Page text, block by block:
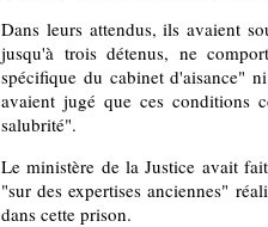
Dans leurs attendus, ils avaient
jusqu'à trois détenus, ne
spécifique du cabinet d'aisance"
avaient jugé que ces conditions
salubrité".
Le ministère de la Justice avait
"sur des expertises anciennes"
dans cette prison.